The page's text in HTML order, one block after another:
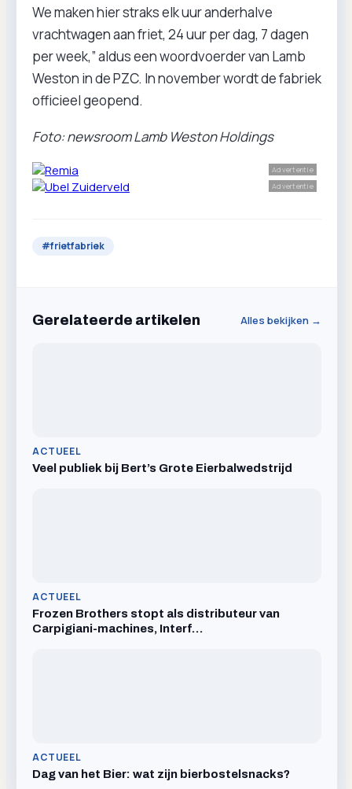
We maken hier straks elk uur anderhalve
vrachtwagen aan friet, 24 uur per dag, 7 dagen
per week,” aldus een woordvoerder van Lamb
Weston in de PZC. In november wordt de fabriek
officieel geopend.
Foto: newsroom Lamb Weston Holdings
Advertentie
Advertentie
#frietfabriek
Gerelateerde artikelen Alles bekijken →
ACTUEEL
Veel publiek bij Bert’s Grote Eierbalwedstrijd
ACTUEEL
Frozen Brothers stopt als distributeur van
Carpigiani-machines, Interf…
ACTUEEL
Dag van het Bier: wat zijn bierbostelsnacks?